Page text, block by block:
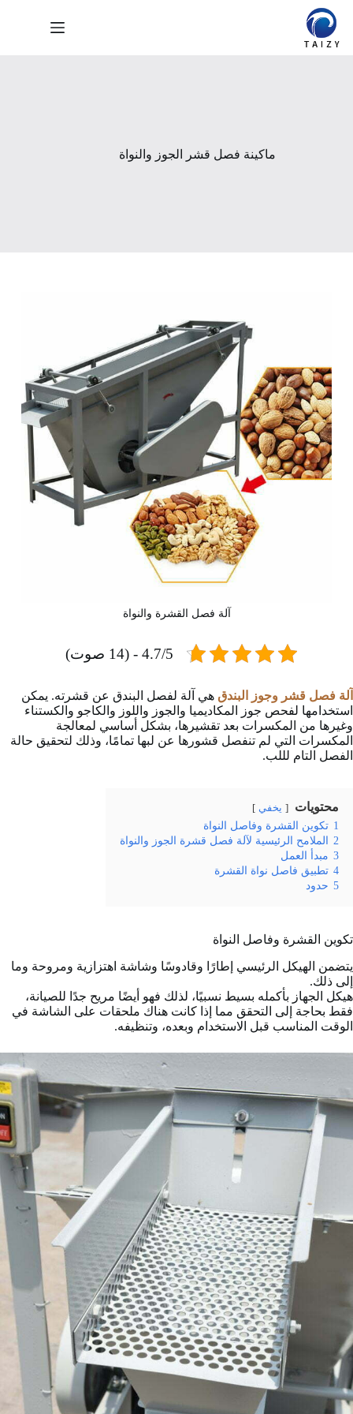
التجاوز
المحتوى
ماكينة فصل قشر الجوز والنواة
آلة فصل القشرة والنواة
4.7/5 - (14 صوت)
آلة فصل قشر وجوز البندق هي آلة لفصل البندق عن قشرته. يمكن
استخدامها لفحص جوز المكاديميا والجوز واللوز والكاجو والكستناء
وغيرها من المكسرات بعد تقشيرها، بشكل أساسي لمعالجة
المكسرات التي لم تنفصل قشورها عن لبها تمامًا، وذلك لتحقيق حالة
الفصل التام لللب.
محتويات يخفي
1 تكوين القشرة وفاصل النواة
2 الملامح الرئيسية لآلة فصل قشرة الجوز والنواة
3 مبدأ العمل
4 تطبيق فاصل نواة القشرة
5 حدود
تكوين القشرة وفاصل النواة
يتضمن الهيكل الرئيسي إطارًا وقادوسًا وشاشة اهتزازية ومروحة وما
إلى ذلك.
هيكل الجهاز بأكمله بسيط نسبيًا، لذلك فهو أيضًا مريح جدًا للصيانة،
فقط بحاجة إلى التحقق مما إذا كانت هناك ملحقات على الشاشة في
الوقت المناسب قبل الاستخدام وبعده، وتنظيفه.